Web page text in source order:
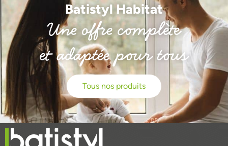
Batistyl Habitat
Une offre complète
et adaptée pour tous
Tous nos produits